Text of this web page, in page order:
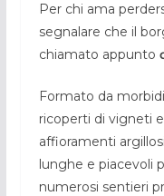
Per chi ama
segnalare che il
chiamato appunto
Formato da
ricoperti di vigneti
affioramenti
lunghe e piacevoli
numerosi sentieri